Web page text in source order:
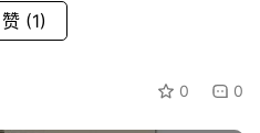
(1)
0 0